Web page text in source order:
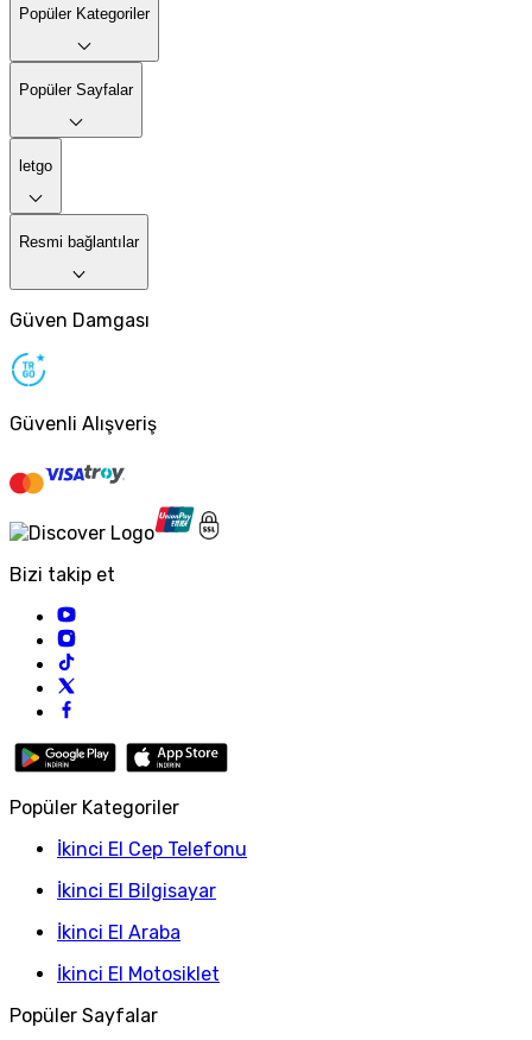
Popüler Kategoriler
Popüler Sayfalar
letgo
Resmi bağlantılar
Güven Damgası
Güvenli Alışveriş
Bizi takip et
Popüler Kategoriler
İkinci El Cep Telefonu
İkinci El Bilgisayar
İkinci El Araba
İkinci El Motosiklet
Popüler Sayfalar